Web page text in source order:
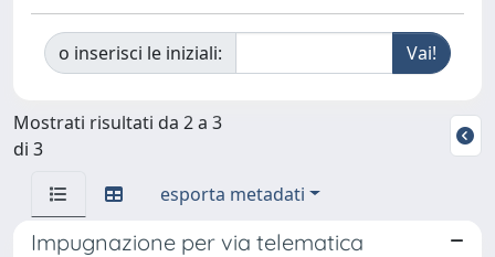
o inserisci le iniziali:
Mostrati risultati da 2 a 3
di 3
esporta metadati
Impugnazione per via telematica